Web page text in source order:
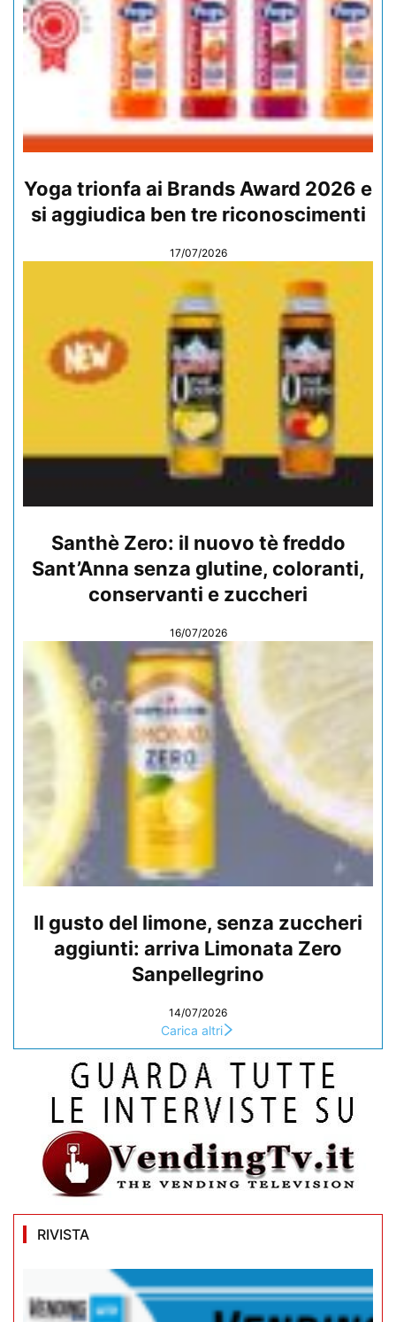
Yoga trionfa ai Brands Award 2026 e
si aggiudica ben tre riconoscimenti
17/07/2026
Santhè Zero: il nuovo tè freddo
Sant’Anna senza glutine, coloranti,
conservanti e zuccheri
16/07/2026
Il gusto del limone, senza zuccheri
aggiunti: arriva Limonata Zero
Sanpellegrino
14/07/2026
Carica altri
RIVISTA